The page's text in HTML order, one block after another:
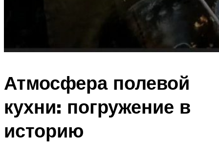
Атмосфера полевой
кухни: погружение в
историю